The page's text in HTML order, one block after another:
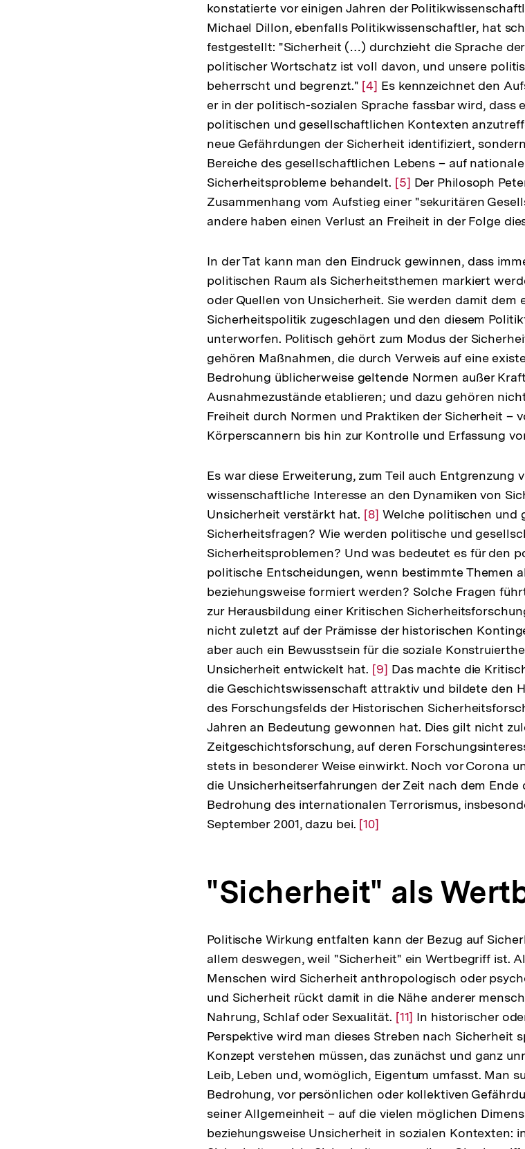
konstatierte vor einigen Jahren der
Michael Dillon, ebenfalls Politikwissenschaftler, hat
festgestellt: "Sicherheit (…) durchzieht die Sprache
politischer Wortschatz ist voll davon, und unsere
beherrscht und begrenzt." Zur
Auflösung
der
Fußnote
[4] Es kennzeichnet den
er in der politisch-sozialen Sprache fassbar wird, dass
politischen und gesellschaftlichen Kontexten
neue Gefährdungen der Sicherheit identifiziert,
Bereiche des gesellschaftlichen Lebens – auf
Sicherheitsprobleme behandelt. Zur
Auflösung
der
[5] Der Philosoph
Zusammenhang vom Aufstieg einer "sekuritären
andere haben einen Verlust an Freiheit in der Folge
In der Tat kann man den Eindruck gewinnen, dass
politischen Raum als Sicherheitsthemen markiert
oder Quellen von Unsicherheit. Sie werden damit dem
Sicherheitspolitik zugeschlagen und den diesem
unterworfen. Politisch gehört zum Modus der
gehören Maßnahmen, die durch Verweis auf eine
Bedrohung üblicherweise geltende Normen außer
Ausnahmezustände etablieren; und dazu gehören
Freiheit durch Normen und Praktiken der Sicherheit –
Körperscannern bis hin zur Kontrolle und Erfassung
Es war diese Erweiterung, zum Teil auch Entgrenzung
wissenschaftliche Interesse an den Dynamiken von
Unsicherheit verstärkt hat. Zur
Auflösung
der
Fußnote
[8] Welche politischen und
Sicherheitsfragen? Wie werden politische und
Sicherheitsproblemen? Und was bedeutet es für den
politische Entscheidungen, wenn bestimmte Themen
beziehungsweise formiert werden? Solche Fragen
zur Herausbildung einer Kritischen
nicht zuletzt auf der Prämisse der historischen
aber auch ein Bewusstsein für die soziale
Unsicherheit entwickelt hat. Zur
Auflösung
der
Fußnote
[9] Das machte die
die Geschichtswissenschaft attraktiv und bildete den
des Forschungsfelds der Historischen
Jahren an Bedeutung gewonnen hat. Dies gilt nicht
Zeitgeschichtsforschung, auf deren
stets in besonderer Weise einwirkt. Noch vor Corona
die Unsicherheitserfahrungen der Zeit nach dem Ende
Bedrohung des internationalen Terrorismus,
September 2001, dazu bei. Zur
Fußnote
[10]
"Sicherheit" als
Politische Wirkung entfalten kann der Bezug auf
allem deswegen, weil "Sicherheit" ein Wertbegriff ist.
Menschen wird Sicherheit anthropologisch oder
und Sicherheit rückt damit in die Nähe anderer
Nahrung, Schlaf oder Sexualität. Zur
Auflösung
der
Fußnote
[11] In historischer
Perspektive wird man dieses Streben nach Sicherheit
Konzept verstehen müssen, das zunächst und ganz
Leib, Leben und, womöglich, Eigentum umfasst. Man
Bedrohung, vor persönlichen oder kollektiven
seiner Allgemeinheit – auf die vielen möglichen
beziehungsweise Unsicherheit in sozialen Kontexten: